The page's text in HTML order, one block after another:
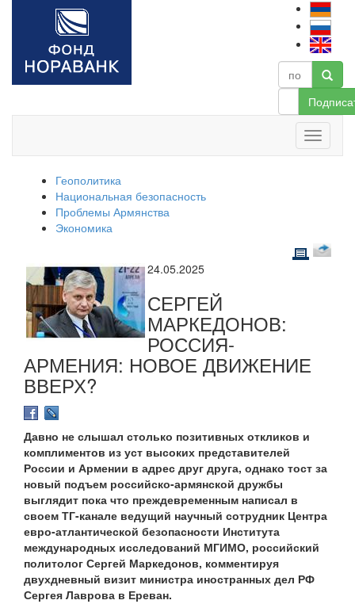
Геополитика
Национальная безопасность
Проблемы Армянства
Экономика
24.05.2025
СЕРГЕЙ
МАРКЕДОНОВ:
РОССИЯ-
АРМЕНИЯ: НОВОЕ ДВИЖЕНИЕ
ВВЕРХ?
Давно не слышал столько позитивных откликов и
комплиментов из уст высоких представителей
России и Армении в адрес друг друга, однако тост за
новый подъем российско-армянской дружбы
выглядит пока что преждевременным написал в
своем ТГ-канале ведущий научный сотрудник Центра
евро-атлантической безопасности Института
международных исследований МГИМО, российский
политолог Сергей Маркедонов, комментируя
двухдневный визит министра иностранных дел РФ
Сергея Лаврова в Ереван.